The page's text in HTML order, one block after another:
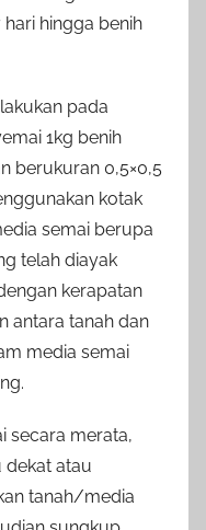
hingga benih
pada
1kg benih
berukuran 0,5×0,5
kotak
semai berupa
telah diayak
kerapatan
antara tanah dan
media semai
secara merata,
dekat atau
tanah/media